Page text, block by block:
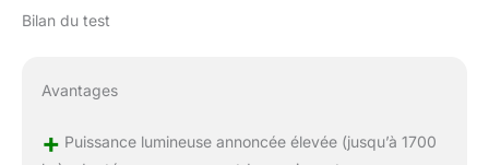
Bilan du test
Avantages
+ Puissance lumineuse annoncée élevée (jusqu’à 1700